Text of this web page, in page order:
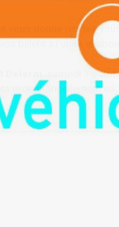
vous donne rendez-vous
billets à l’unité et
, samedi 3
exceptionnellement en